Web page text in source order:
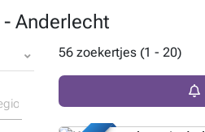
Anderlecht
56 zoekertjes (1 - 20)